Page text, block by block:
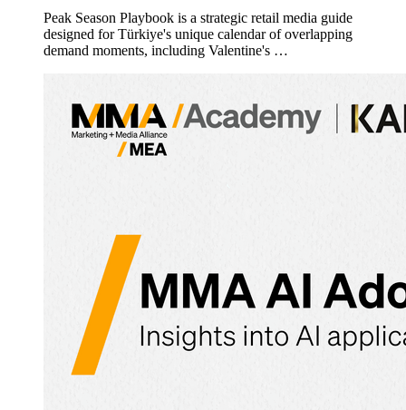
Peak Season Playbook is a strategic retail media guide
designed for Türkiye's unique calendar of overlapping
demand moments, including Valentine's …